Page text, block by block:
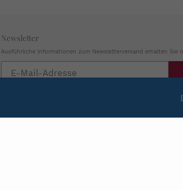
Newsletter
Ausführliche Informationen zum Newsletterversand erhalten Sie
Abonnieren
Sie